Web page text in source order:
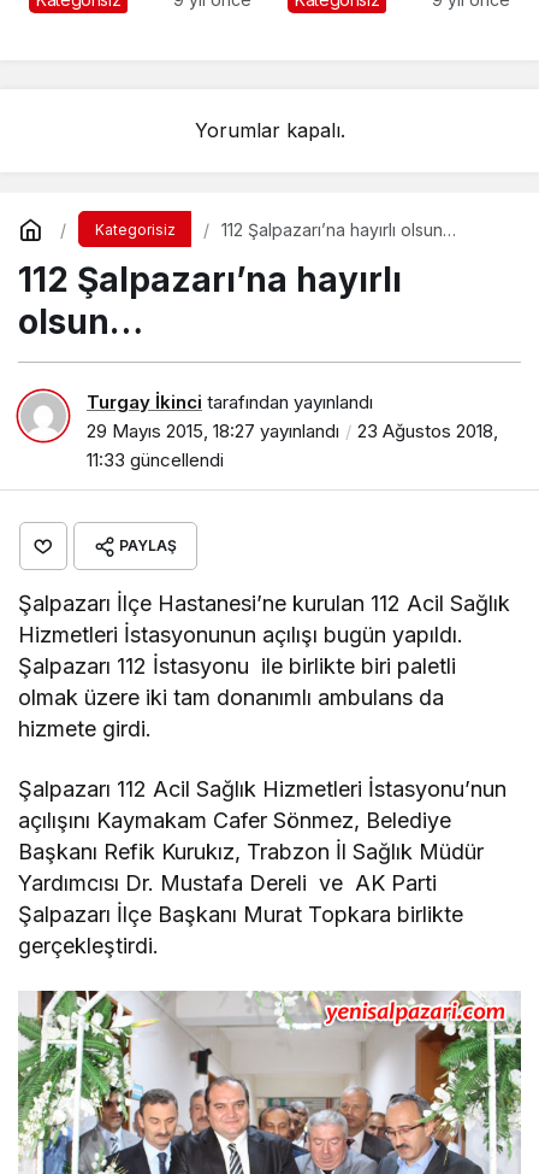
Yorumlar kapalı.
Kategorisiz 112 Şalpazarı’na hayırlı olsun…
112 Şalpazarı’na hayırlı
olsun…
Turgay İkinci tarafından yayınlandı
29 Mayıs 2015, 18:27 yayınlandı
23 Ağustos 2018,
11:33 güncellendi
PAYLAŞ
Şalpazarı İlçe Hastanesi’ne kurulan 112 Acil Sağlık
Hizmetleri İstasyonunun açılışı bugün yapıldı.
Şalpazarı 112 İstasyonu ile birlikte biri paletli
olmak üzere iki tam donanımlı ambulans da
hizmete girdi.
Şalpazarı 112 Acil Sağlık Hizmetleri İstasyonu’nun
açılışını Kaymakam Cafer Sönmez, Belediye
Başkanı Refik Kurukız, Trabzon İl Sağlık Müdür
Yardımcısı Dr. Mustafa Dereli ve AK Parti
Şalpazarı İlçe Başkanı Murat Topkara birlikte
gerçekleştirdi.